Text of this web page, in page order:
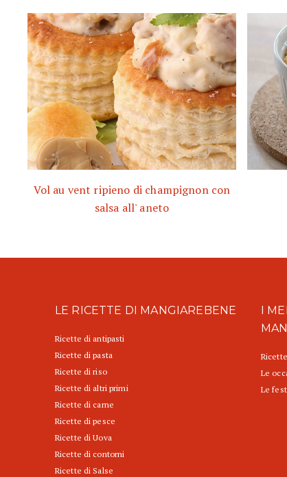
Vol au vent ripieno di champignon con
salsa all' aneto
LE RICETTE DI MANGIAREBENE
Ricette di antipasti
Ricette di pasta
Ricette di riso
Ricette di altri primi
Ricette di carne
Ricette di pesce
Ricette di Uova
Ricette di contorni
Ricette di Salse
I
Le
Le